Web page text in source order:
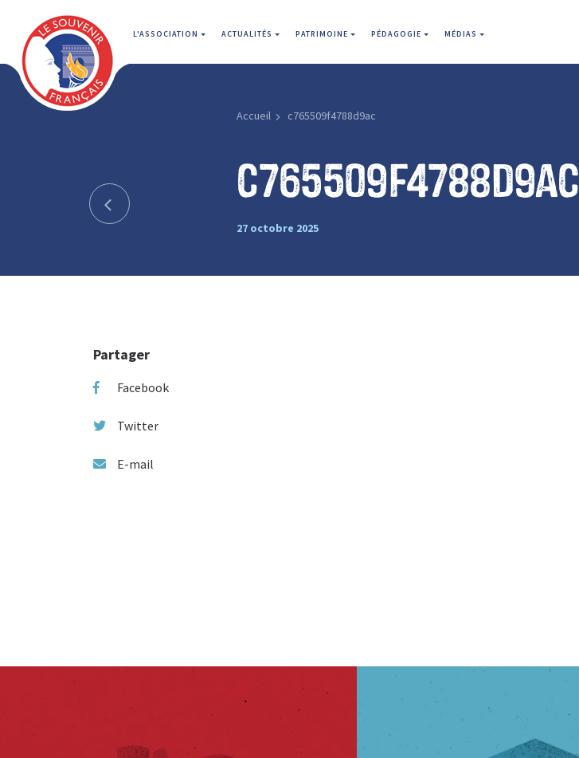
L'ASSOCIATION ACTUALITÉS PATRIMOINE PÉDAGOGIE MÉDIAS
Accueil c765509f4788d9ac
c765509f4788d9ac
27 octobre 2025
Partager
Facebook
Twitter
E-mail